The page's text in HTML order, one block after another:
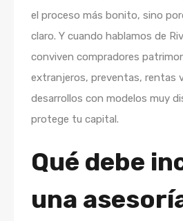
el proceso más bonito, sino
claro. Y cuando hablamos de
conviven compradores
extranjeros, preventas, rentas
desarrollos con modelos muy
protege tu capital.
Qué debe
una